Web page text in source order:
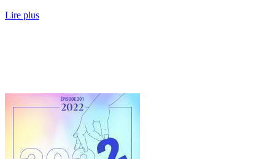
Lire plus